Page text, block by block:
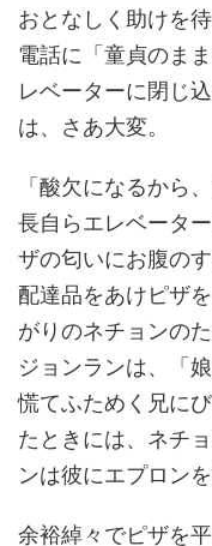
おとなしく助けを
電話に「童貞のま
レベーターに閉じ
は、さあ大変。
「酸欠になるから
長自らエレベータ
ザの匂いにお腹の
配達品をあけピザ
がりのネチョンの
ジョンランは、「
慌てふためく兄に
たときには、ネチ
ンは彼にエプロン
余裕綽々でピザを